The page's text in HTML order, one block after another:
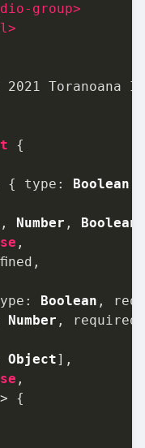
group>
>
2021 Toranoana
{ type : Boolean
, Number ,
Boolean
: Boolean ,
Number , required
Object